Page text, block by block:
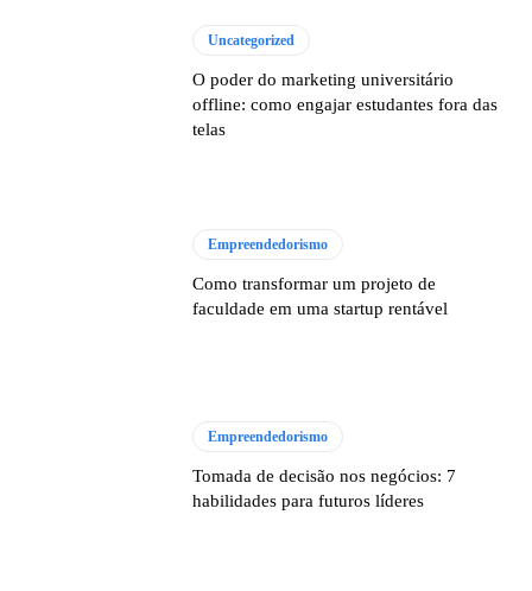
Uncategorized
O poder do marketing universitário
offline: como engajar estudantes fora das
telas
Empreendedorismo
Como transformar um projeto de
faculdade em uma startup rentável
Empreendedorismo
Tomada de decisão nos negócios: 7
habilidades para futuros líderes